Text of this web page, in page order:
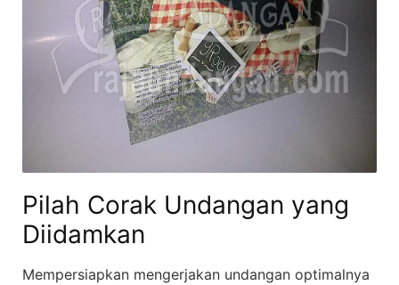
Pilah Corak Undangan yang
Diidamkan
Mempersiapkan mengerjakan undangan optimalnya